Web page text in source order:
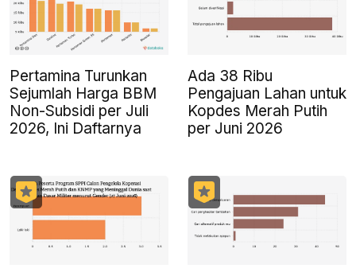
Pertamina Turunkan
Sejumlah Harga BBM
Non-Subsidi per Juli
2026, Ini Daftarnya
Ada 38 Ribu
Pengajuan Lahan untuk
Kopdes Merah Putih
per Juni 2026